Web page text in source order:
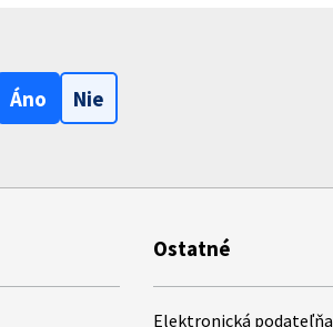
Áno Nie
Ostatné
Elektronická podateľňa